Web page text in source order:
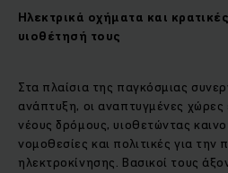
Ηλεκτρικά οχήματα και
υιοθέτησή τους
Στα πλαίσια της παγκόσμιας
ανάπτυξη, οι αναπτυγμένες
νέους δρόμους, υιοθετώντας
νομοθεσίες και πολιτικές για
ηλεκτροκίνησης. Βασικοί τους